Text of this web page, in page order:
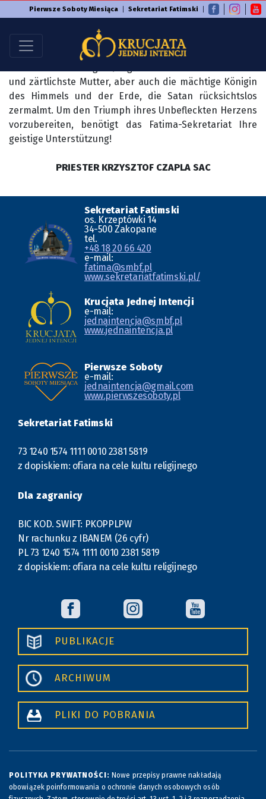
Pierwsze Soboty Miesiąca Sekretariat Fatimski
Maria bezüglich der Sühne ihrem Unbefleckten Herzen
an den ersten Samstagen des Monats, sollte man das
und zärtlichste Mutter, aber auch die mächtige Königin
des Himmels und der Erde, die Satan rücksichtslos
zermalmt. Um den Triumph ihres Unbefleckten Herzens
vorzubereiten, benötigt das Fatima-Sekretariat Ihre
geistige Unterstützung!
PRIESTER KRZYSZTOF CZAPLA SAC
Sekretariat Fatimski
os. Krzeptówki 14
34-500 Zakopane
tel.
+48 18 20 66 420
e-mail:
fatima@smbf.pl
www.sekretariatfatimski.pl/
Krucjata Jednej Intencji
e-mail:
jednaintencja@smbf.pl
www.jednaintencja.pl
Pierwsze Soboty
e-mail:
jednaintencja@gmail.com
www.pierwszesoboty.pl
Sekretariat Fatimski
73 1240 1574 1111 0010 2381 5819
z dopiskiem: ofiara na cele kultu religijnego
Dla zagranicy
BIC KOD. SWIFT: PKOPPLPW
Nr rachunku z IBANEM (26 cyfr)
PL 73 1240 1574 1111 0010 2381 5819
z dopiskiem: ofiara na cele kultu religijnego
PUBLIKACJE
ARCHIWUM
PLIKI DO POBRANIA
POLITYKA PRYWATNOŚCI: Nowe przepisy prawne nakładają
obowiązek poinformowania o ochronie danych osobowych osób